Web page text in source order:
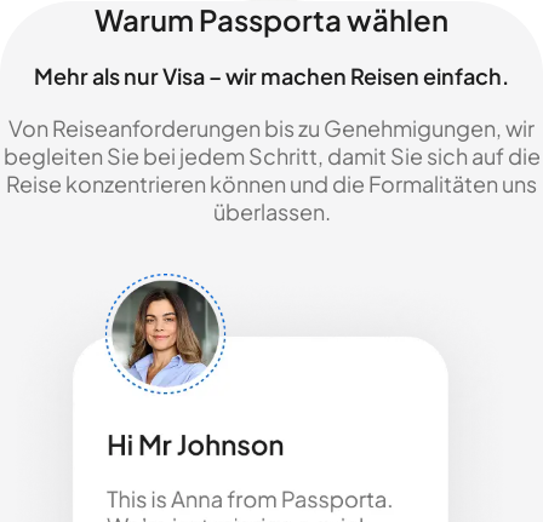
Warum Passporta wählen
Mehr als nur Visa – wir machen Reisen einfach.
Von Reiseanforderungen bis zu Genehmigungen, wir
begleiten Sie bei jedem Schritt, damit Sie sich auf die
Reise konzentrieren können und die Formalitäten uns
überlassen.